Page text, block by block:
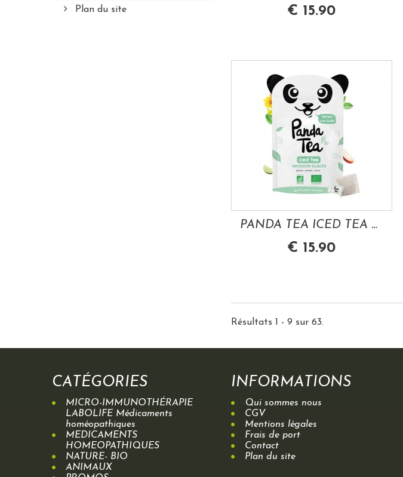
Plan du site
€ 15.90
PANDA TEA ICED TEA MENTHE CITRON 28 SACHETS
€ 15.90
Résultats 1 - 9 sur 63.
CATÉGORIES
MICRO-IMMUNOTHÉRAPIE
LABOLIFE Médicaments
homéopathiques
MEDICAMENTS
HOMEOPATHIQUES
NATURE- BIO
ANIMAUX
INFORMATIONS
Qui sommes nous
CGV
Mentions légales
Frais de port
Contact
Plan du site